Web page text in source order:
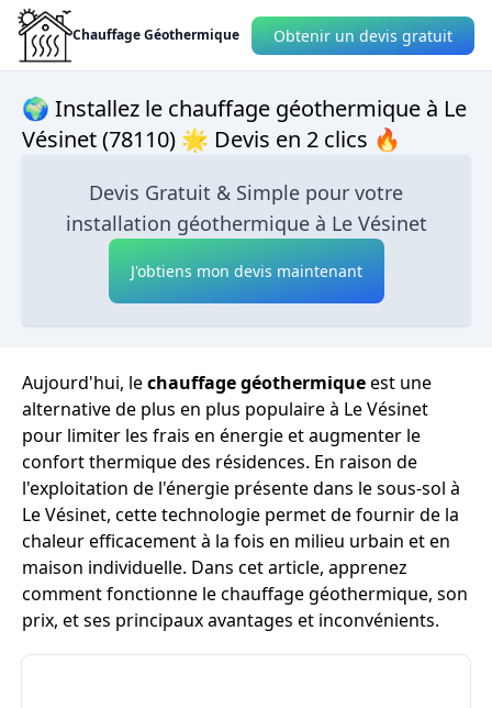
Chauffage Géothermique Obtenir un devis gratuit
🌍 Installez le chauffage géothermique à Le
Vésinet (78110) 🌟 Devis en 2 clics 🔥
Devis Gratuit & Simple pour votre
installation géothermique à Le Vésinet
J'obtiens mon devis maintenant
Aujourd'hui, lechauffage géothermiqueest une
alternative de plus en plus populaire à Le Vésinet
pour limiter les frais en énergie et augmenter le
confort thermique des résidences. En raison de
l'exploitation de l'énergie présente dans le sous-sol à
Le Vésinet, cette technologie permet de fournir de la
chaleur efficacement à la fois en milieu urbain et en
maison individuelle. Dans cet article, apprenez
comment fonctionne le chauffage géothermique, son
prix, et ses principaux avantages et inconvénients.